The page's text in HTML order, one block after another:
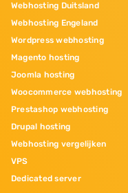
Webhosting Duitsland
Webhosting Engeland
Wordpress webhosting
Magento hosting
Joomla hosting
Woocommerce webhosting
Prestashop webhosting
Drupal hosting
Webhosting vergelijken
VPS
Dedicated server